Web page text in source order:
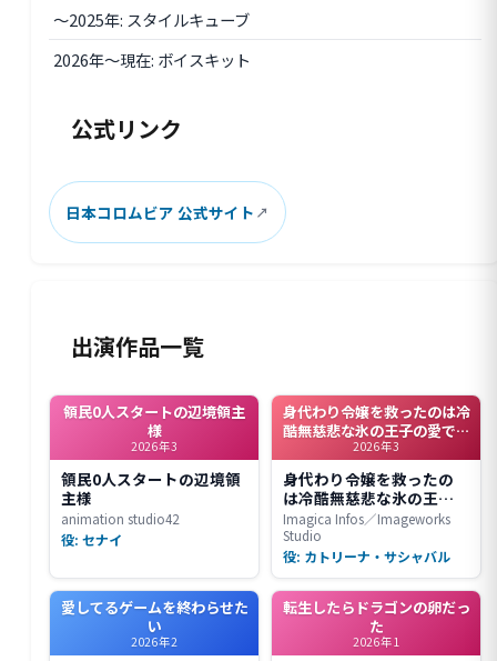
〜2025年: スタイルキューブ
2026年〜現在: ボイスキット
公式リンク
日本コロムビア 公式サイト
出演作品一覧
領民0人スタートの辺境領主
様
2026年3
領民0人スタートの辺境領
主様
animation studio42
役: セナイ
身代わり令嬢を救ったのは冷
酷無慈悲な氷の王子の愛でし
た
2026年3
身代わり令嬢を救ったの
は冷酷無慈悲な氷の王子
の愛でした
Imagica Infos／Imageworks
Studio
役: カトリーナ・サシャバル
愛してるゲームを終わらせた
い
2026年2
転生したらドラゴンの卵だっ
た
2026年1